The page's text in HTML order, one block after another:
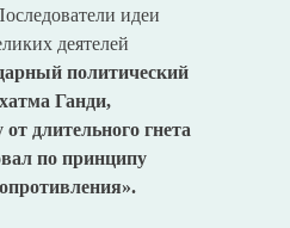
идеи
деятелей
политический
Ганди,
длительного гнета
по принципу